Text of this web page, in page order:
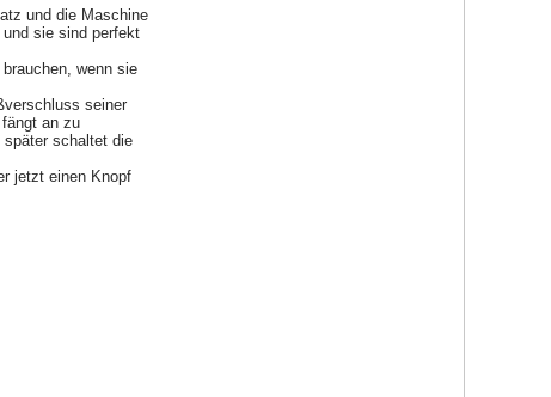
und die Maschine
sie sind perfekt
wenn sie
seiner
an zu
später schaltet die
jetzt einen Knopf